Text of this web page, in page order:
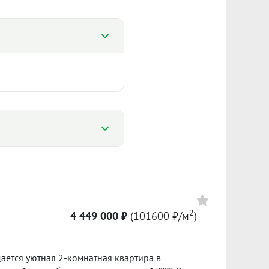
%
2025
93 895 ₽/м²
II пол. 2025
4 449 000 ₽ (101600 ₽/м2)
уютная 2-комнатная квартира в